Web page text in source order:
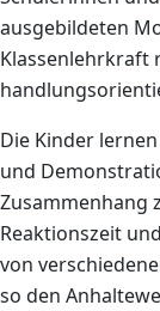
ausgebildeten
Klassenlehrkraft
Die Kinder
und
Zusammenhang
Reaktionszeit
von
so den